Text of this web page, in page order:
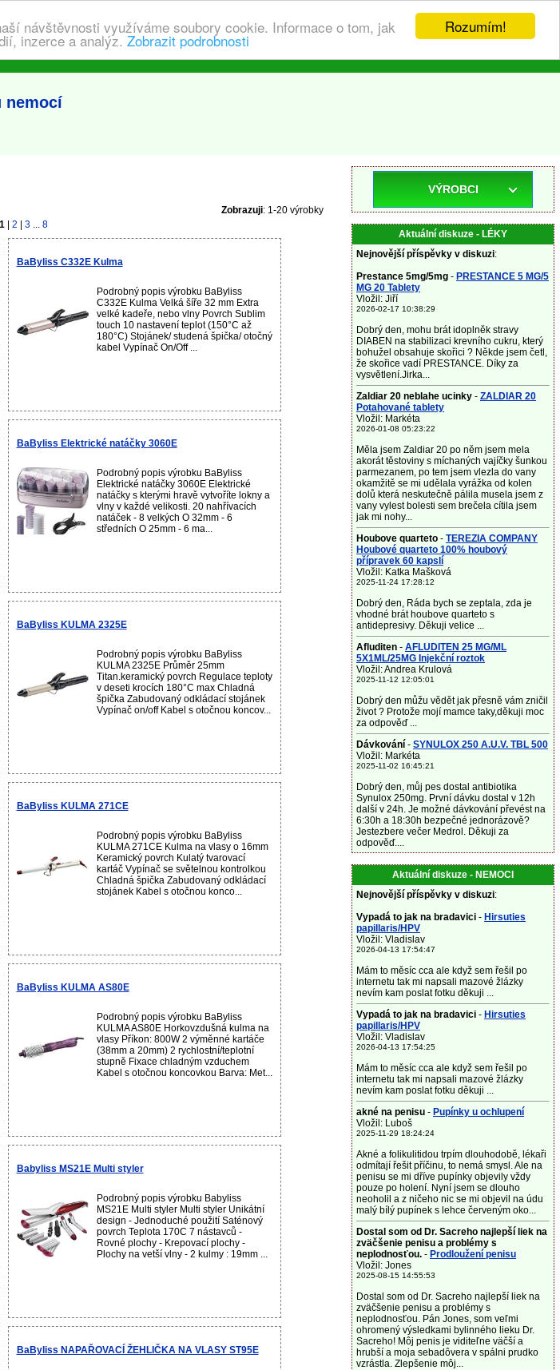
Rozumím!
návštěvnosti využíváme soubory cookie. Informace o tom, jak
inzerce a analýz. Zobrazit podrobnosti
nemocí
Zobrazuji: 1-20 výrobky
1
2 3... 8
BaByliss C332E Kulma
Podrobný popis výrobku BaByliss
C332E Kulma Velká šíře 32 mm Extra
velké kadeře, nebo vlny Povrch Sublim
touch 10 nastavení teplot (150°C až
180°C) Stojánek/ studená špička/ otočný
kabel Vypínač On/Off ...
BaByliss Elektrické natáčky 3060E
Podrobný popis výrobku BaByliss
Elektrické natáčky 3060E Elektrické
natáčky s kterými hravě vytvoříte lokny a
vlny v každé velikosti. 20 nahřívacích
natáček - 8 velkých O 32mm - 6
středních O 25mm - 6 ma...
BaByliss KULMA 2325E
Podrobný popis výrobku BaByliss
KULMA 2325E Průměr 25mm
Titan.keramický povrch Regulace teploty
v deseti krocích 180°C max Chladná
špička Zabudovaný odkládací stojánek
Vypínač on/off Kabel s otočnou koncov...
BaByliss KULMA 271CE
Podrobný popis výrobku BaByliss
KULMA 271CE Kulma na vlasy o 16mm
Keramický povrch Kulatý tvarovací
kartáč Vypínač se světelnou kontrolkou
Chladná špička Zabudovaný odkládací
stojánek Kabel s otočnou konco...
BaByliss KULMA AS80E
Podrobný popis výrobku BaByliss
KULMA AS80E Horkovzdušná kulma na
vlasy Příkon: 800W 2 výměnné kartáče
(38mm a 20mm) 2 rychlostní/teplotní
stupně Fixace chladným vzduchem
Kabel s otočnou koncovkou Barva: Met...
Babyliss MS21E Multi styler
Podrobný popis výrobku Babyliss
MS21E Multi styler Multi styler Unikátní
design - Jednoduché použití Saténový
povrch Teplota 170C 7 nástavců -
Rovné plochy - Krepovací plochy -
Plochy na vetší vlny - 2 kulmy : 19mm ...
BaByliss NAPAŘOVACÍ ŽEHLIČKA NA VLASY ST95E
VÝROBCI
Aktuální diskuze - LÉKY
Nejnovější příspěvky v diskuzi:
Prestance 5mg/5mg - PRESTANCE 5 MG/5
MG 20 Tablety
Vložil: Jiří
2026-02-17 10:38:29
Dobrý den, mohu brát idoplněk stravy
DIABEN na stabilizaci krevního cukru, který
bohužel obsahuje skořici ? Někde jsem četl,
že skořice vadí PRESTANCE. Díky za
vysvětlení.Jirka...
Zaldiar 20 neblahe ucinky - ZALDIAR 20
Potahované tablety
Vložil: Markéta
2026-01-08 05:23:22
Měla jsem Zaldiar 20 po něm jsem mela
akorát těstoviny s míchaných vajíčky šunkou
parmezanem, po tem jsem vlezla do vany
okamžitě se mi udělala vyrážka od kolen
dolů která neskutečně pálila musela jsem z
vany vylest bolesti sem brečela cítila jsem
jak mi nohy...
Houbove quarteto - TEREZIA COMPANY
Houbové quarteto 100% houbový
přípravek 60 kapslí
Vložil: Katka Mašková
2025-11-24 17:28:12
Dobrý den, Ráda bych se zeptala, zda je
vhodné brát houbove quarteto s
antidepresivy. Děkuji velice ...
Afluditen - AFLUDITEN 25 MG/ML
5X1ML/25MG Injekční roztok
Vložil: Andrea Krulová
2025-11-12 12:05:01
Dobrý den můžu vědět jak přesně vám zničil
život ? Protože mojí mamce taky,děkuji moc
za odpověď ...
Dávkování - SYNULOX 250 A.U.V. TBL 500
Vložil: Markéta
2025-11-02 16:45:21
Dobrý den, můj pes dostal antibiotika
Synulox 250mg. První dávku dostal v 12h
další v 24h. Je možné dávkování převést na
6:30h a 18:30h bezpečné jednorázově?
Jestezbere večer Medrol. Děkuji za
odpověď....
Aktuální diskuze - NEMOCI
Nejnovější příspěvky v diskuzi:
Vypadá to jak na bradavici - Hirsuties
papillaris/HPV
Vložil: Vladislav
2026-04-13 17:54:47
Mám to měsíc cca ale když sem řešil po
internetu tak mi napsali mazové žlázky
nevím kam poslat fotku děkuji ...
Vypadá to jak na bradavici - Hirsuties
papillaris/HPV
Vložil: Vladislav
2026-04-13 17:54:25
Mám to měsíc cca ale když sem řešil po
internetu tak mi napsali mazové žlázky
nevím kam poslat fotku děkuji ...
akné na penisu - Pupínky u ochlupení
Vložil: Luboš
2025-11-29 18:24:24
Akné a folikulitidou trpím dlouhodobě, lékaři
odmítají řešit příčinu, to nemá smysl. Ale na
penisu se mi dříve pupínky objevily vždy
pouze po holení. Nyní jsem se dlouho
neoholil a z ničeho nic se mi objevil na údu
malý bílý pupínek s lehce červeným oko...
Dostal som od Dr. Sacreho najlepší liek na
zväčšenie penisu a problémy s
neplodnosťou. - Prodloužení penisu
Vložil: Jones
2025-08-15 14:55:53
Dostal som od Dr. Sacreho najlepší liek na
zväčšenie penisu a problémy s
neplodnosťou. Pán Jones, som veľmi
ohromený výsledkami bylinného lieku Dr.
Sacreho! Môj penis je viditeľne väčší a
hrubší a moja sebadôvera v spálni prudko
vzrástla. Zlepšenie môj...